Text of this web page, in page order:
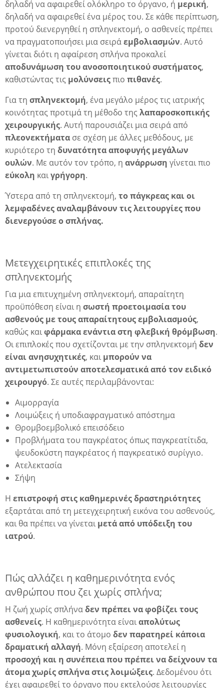
δηλαδή να αφαιρεθεί ολόκληρο το όργανο, ή μερική,
δηλαδή να αφαιρεθεί ένα μέρος του. Σε κάθε περίπτωση,
προτού διενεργηθεί η σπληνεκτομή, ο ασθενείς πρέπει
να πραγματοποιήσει μια σειράεμβολιασμών. Αυτό
γίνεται διότι η αφαίρεση σπλήνα προκαλεί
αποδυνάμωση του ανοσοποιητικού συστήματος,
καθιστώντας τις μολύνσειςπιο πιθανές.
Για τη σπληνεκτομή, ένα μεγάλο μέρος τις ιατρικής
κοινότητας προτιμά τη μέθοδο της λαπαροσκοπικής
χειρουργικής. Αυτή παρουσιάζει μια σειρά από
πλεονεκτήματα σε σχέση με άλλες μεθόδους, με
κυριότερο τη δυνατότητα αποφυγής μεγάλων
ουλών. Με αυτόν τον τρόπο, η ανάρρωση γίνεται πιο
εύκολη καιγρήγορη.
Ύστερα από τη σπληνεκτομή, το πάγκρεας και οι
λεμφαδένες αναλαμβάνουν τις λειτουργίες που
διενεργούσε ο σπλήνας.
Μετεγχειρητικές επιπλοκές της
σπληνεκτομής
Για μια επιτυχημένη σπληνεκτομή, απαραίτητη
προϋπόθεση είναι η σωστή προετοιμασία του
ασθενούς με τους απαραίτητους εμβολιασμούς,
καθώς καιφάρμακα ενάντια στη φλεβική θρόμβωση.
Οι επιπλοκές που σχετίζονται με την σπληνεκτομή δεν
είναι ανησυχητικές, και μπορούν να
αντιμετωπιστούν αποτελεσματικά από τον ειδικό
χειρουργό. Σε αυτές περιλαμβάνονται:
Αιμορραγία
Λοιμώξεις ή υποδιαφραγματικό απόστημα
Θρομβοεμβολικό επεισόδειο
Προβλήματα του παγκρέατος όπως παγκρεατίτιδα,
ψευδοκύστη παγκρέατος ή παγκρεατικό συρίγγιο.
Ατελεκτασία
Σήψη
Η επιστροφή στις καθημερινές δραστηριότητες
εξαρτάται από τη μετεγχειρητική εικόνα του ασθενούς,
και θα πρέπει να γίνεται μετά από υπόδειξη του
ιατρού.
Πώς αλλάζει η καθημερινότητα ενός
ανθρώπου που ζει χωρίς σπλήνα;
Η ζωή χωρίς σπλήναδεν πρέπει να φοβίζει τους
ασθενείς. Η καθημερινότητα είναιαπολύτως
φυσιολογική, και το άτομο δεν παρατηρεί κάποια
δραματική αλλαγή. Μόνη εξαίρεση αποτελεί η
προσοχή και η συνέπεια που πρέπει να δείχνουν τα
άτομα χωρίς σπλήνα στις λοιμώξεις. Δεδομένου ότι
έχει αφαιρεθεί το όργανο που εκτελούσε λειτουργίες